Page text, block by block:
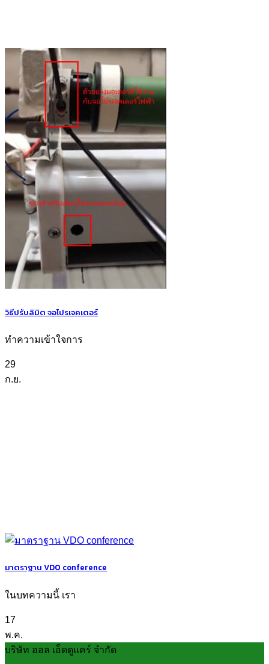
วิธีปรับลิมิต จอโปรเจคเตอร์
ทำความเข้าใจการ
29
ก.ย.
มาตราฐาน VDO conference
ในบทความนี้ เรา
17
พ.ค.
บริษัท ออล เอ็ดดูแคร์ จำกัด